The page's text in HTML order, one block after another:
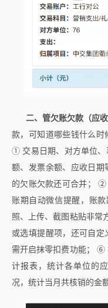
二、管欠账欠款（应收
款，可知道哪些钱什么时
① 交易日期、对方单位、
额、发票余额、应收日期
的欠账欠款还可合并；
账期自动微信提醒，账
照、上传、截图粘贴非常
或选填提醒项，还可自
需开启抹零扣费功能； ⑥
计报表，统计各单位的
况，统计当月共核销的金